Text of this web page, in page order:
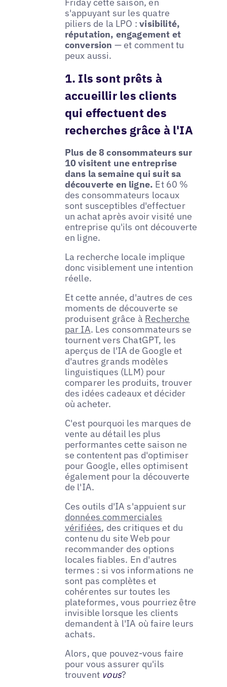
Friday cette saison, en
s'appuyant sur les quatre
piliers de la LPO :visibilité,
réputation, engagement et
conversion — et comment tu
peux aussi.
1. Ils sont prêts à
accueillir les clients
qui effectuent des
recherches grâce à l'IA
Plus de 8 consommateurs sur
10 visitent une entreprise
dans la semaine qui suit sa
découverte en ligne. Et 60 %
des consommateurs locaux
sont susceptibles d'effectuer
un achat après avoir visité une
entreprise qu'ils ont découverte
en ligne.
La recherche locale implique
donc visiblement une intention
réelle.
Et cette année, d'autres de ces
moments de découverte se
produisent grâce à Recherche
par IA. Les consommateurs se
tournent vers ChatGPT, les
aperçus de l'IA de Google et
d'autres grands modèles
linguistiques (LLM) pour
comparer les produits, trouver
des idées cadeaux et décider
où acheter.
C'est pourquoi les marques de
vente au détail les plus
performantes cette saison ne
se contentent pas d'optimiser
pour Google, elles optimisent
également pour la découverte
de l'IA.
Ces outils d'IA s'appuient sur
données commerciales
vérifiées, des critiques et du
contenu du site Web pour
recommander des options
locales fiables. En d'autres
termes : si vos informations ne
sont pas complètes et
cohérentes sur toutes les
plateformes, vous pourriez être
invisible lorsque les clients
demandent à l'IA où faire leurs
achats.
Alors, que pouvez-vous faire
pour vous assurer qu'ils
trouvent vous?